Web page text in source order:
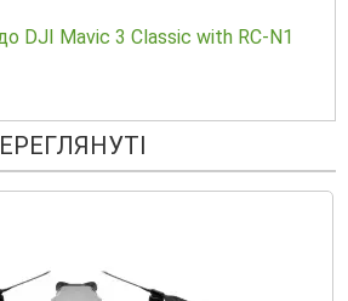
DJI Mavic 3 Classic with RC-N1